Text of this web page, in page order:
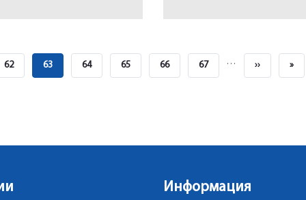
Page
62 Page
63 Page
64 Page
65 Page
66 Page
67 … Next
›› Last
»
Информация